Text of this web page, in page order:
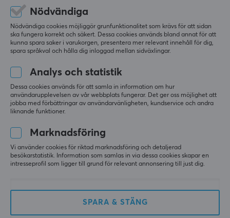
Tjocklek
5 mm
Bredd
900 mm
Djup
Relevans
Alla recensioner
Damian Andrzej K
Verifierad köpare
Level 13
Easy Crusader
Bra kvalité och snygg.
Hystar Abyss XXL Musmatta
för 4 mån. sen
Mer från vårt Community
Nödvändiga
Nödvändiga cookies möjliggör grunfunktionalitet som krävs för att sidan
ska fungera korrekt och säkert. Dessa cookies används bland annat för att
kunna spara saker i varukorgen, presentera mer relevant innehåll för dig,
spara språkval och hålla dig inloggad mellan sidväxlingar.
Analys och statistik
Dessa cookies används för att samla in information om hur
användarupplevelsen av vår webbplats fungerar. Det ger oss möjlighet att
jobba med förbättringar av användarvänligheten, kundservice och andra
liknande funktioner.
Marknadsföring
Vi använder cookies för riktad marknadsföring och detaljerad
besökarstatistik. Information som samlas in via dessa cookies skapar en
intresseprofil som ligger till grund för relevant annonsering till just dig.
SPARA & STÄNG